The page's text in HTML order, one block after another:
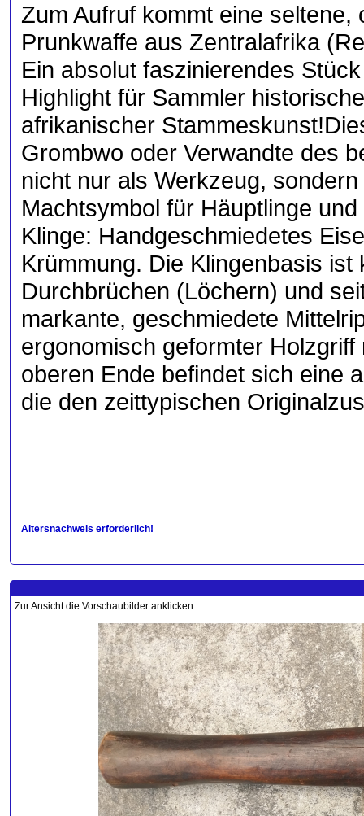
Zum Aufruf kommt eine
Prunkwaffe aus Zentralafrika
Ein absolut faszinierendes
Highlight für Sammler
afrikanischer Stammeskunst!
Grombwo oder Verwandte des
nicht nur als Werkzeug,
Machtsymbol für Häuptlinge
Klinge: Handgeschmiedetes
Krümmung. Die Klingenbasis
Durchbrüchen (Löchern) und
markante, geschmiedete
ergonomisch geformter
oberen Ende befindet sich eine
die den zeittypischen
Altersnachweis erforderlich!
Zur Ansicht die Vorschaubilder anklicken